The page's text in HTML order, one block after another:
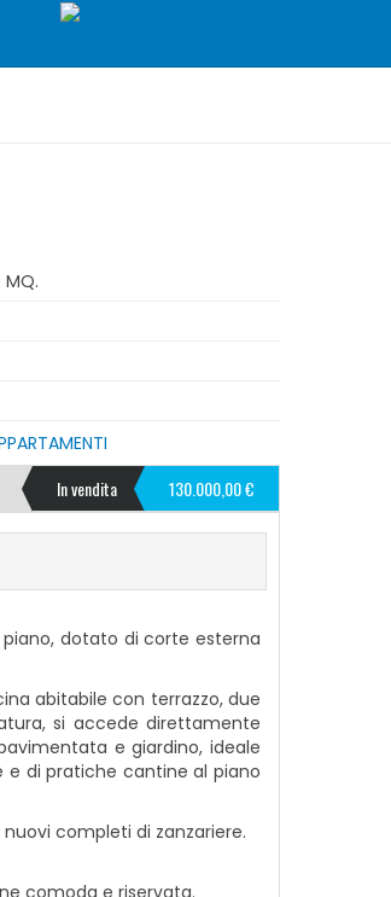
In vendita 130.000,00 €
dotato di corte esterna
abitabile con terrazzo, due
si accede direttamente
e giardino, ideale
e di pratiche cantine al piano
completi di zanzariere.
comoda e riservata.